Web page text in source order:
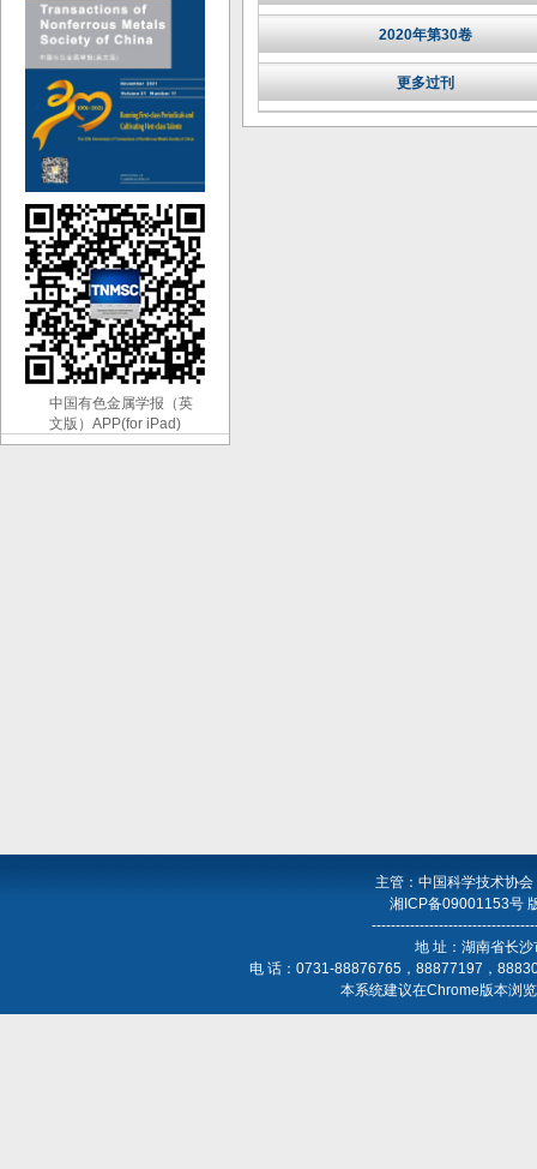
2020年第30卷
更多过刊
中国有色金属学报（英
文版）APP(for iPad)
主管：中国科学技术协
湘ICP备09001153号
地 址：湖南省长
电 话：0731-88876765，88877197，
本系统建议在Chrome版本浏